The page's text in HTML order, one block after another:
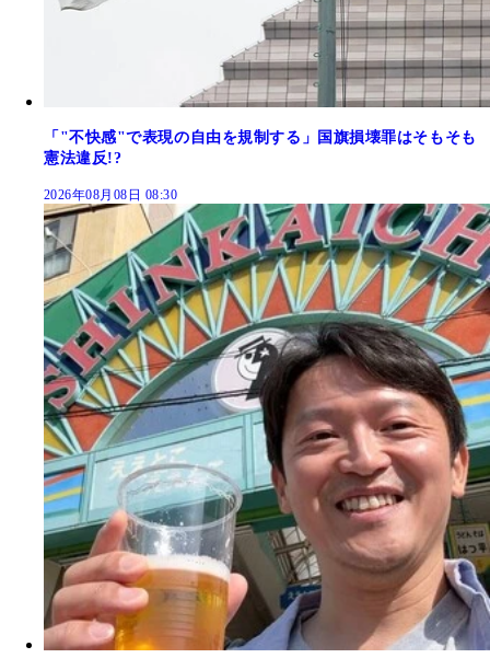
「"不快感"で表現の自由を規制する」国旗損壊罪はそもそも
憲法違反!?
2026年08月08日 08:30